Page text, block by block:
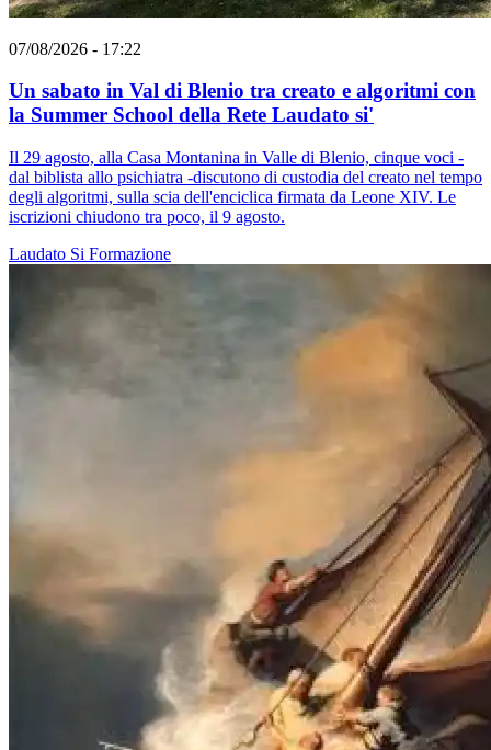
07/08/2026 - 17:22
Un sabato in Val di Blenio tra creato e algoritmi con
la Summer School della Rete Laudato si'
Il 29 agosto, alla Casa Montanina in Valle di Blenio, cinque voci -
dal biblista allo psichiatra -discutono di custodia del creato nel tempo
degli algoritmi, sulla scia dell'enciclica firmata da Leone XIV. Le
iscrizioni chiudono tra poco, il 9 agosto.
Laudato Si Formazione